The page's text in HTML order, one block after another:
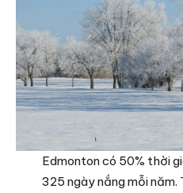
Edmonton có 50% thời
325 ngày nắng mỗi